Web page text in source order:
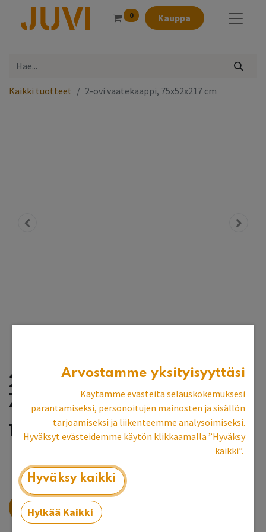
0 Kauppa
Kaikki tuotteet 2-ovi vaatekaappi, 75x52x217 cm
2-ovi vaatekaappi,
75x52x217 cm
1 792,03€
LISÄÄ OSTOSKORIIN
Arvostamme yksityisyyttäsi
Käytämme evästeitä selauskokemuksesi
parantamiseksi, personoitujen mainosten ja sisällön
tarjoamiseksi ja liikenteemme analysoimiseksi.
Hyväksyt evästeidemme käytön klikkaamalla ”Hyväksy
kaikki”.
Hyväksy kaikki
Hylkää Kaikki